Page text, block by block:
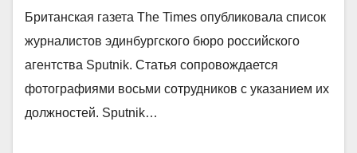
Британская газета The Times опубликовала список
журналистов эдинбургского бюро российского
агентства Sputnik. Статья сопровождается
фотографиями восьми сотрудников с указанием их
должностей. Sputnik…